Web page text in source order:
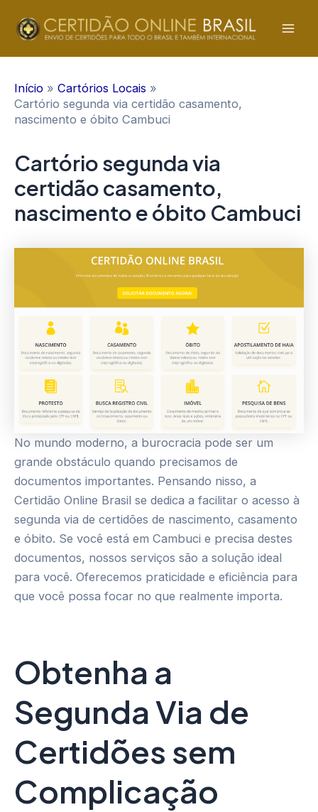
para
Início
Cartórios Locais
Cartório segunda via certidão casamento,
nascimento e óbito Cambuci
Cartório segunda via
certidão casamento,
nascimento e óbito Cambuci
No mundo moderno, a burocracia pode ser um
grande obstáculo quando precisamos de
documentos importantes. Pensando nisso, a
Certidão Online Brasil se dedica a facilitar o acesso à
segunda via de certidões de nascimento, casamento
e óbito. Se você está em Cambuci e precisa destes
documentos, nossos serviços são a solução ideal
para você. Oferecemos praticidade e eficiência para
que você possa focar no que realmente importa.
Obtenha a
Segunda Via de
Certidões sem
Complicação